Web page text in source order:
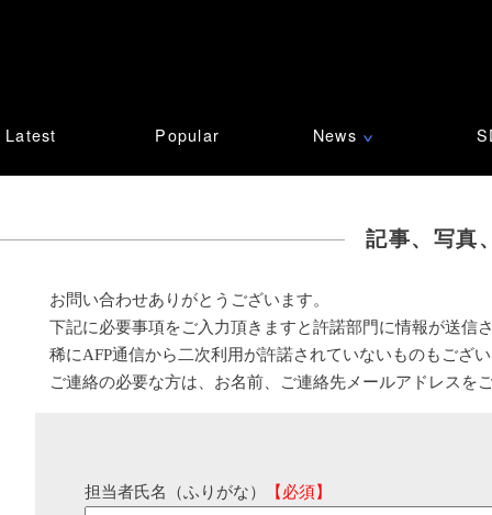
Latest Popular News ∨
記事、写真
お問い合わせありがとうございます。
下記に必要事項をご入力頂きますと許諾部門に情報が送信
稀にAFP通信から二次利用が許諾されていないものもござ
ご連絡の必要な方は、お名前、ご連絡先メールアドレスを
担当者氏名（ふりがな） 【必須】